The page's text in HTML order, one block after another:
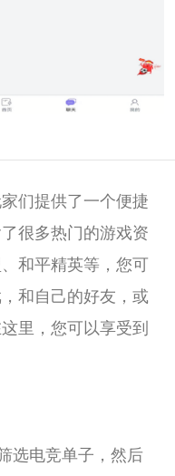
们提供了一个便捷
很多热门的游戏资
和平精英等，您可
和自己的好友，或
里，您可以享受到
选电竞单子，然后